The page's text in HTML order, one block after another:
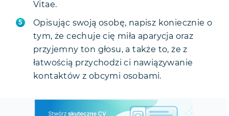
Vitae.
Opisując swoją osobę, napisz koniecznie o
tym, że cechuje cię miła aparycja oraz
przyjemny ton głosu, a także to, że z
łatwością przychodzi ci nawiązywanie
kontaktów z obcymi osobami.